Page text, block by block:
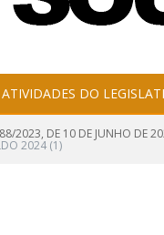
ATIVIDADES DO
2023, DE 10 DE JUNHO
2024 (1)